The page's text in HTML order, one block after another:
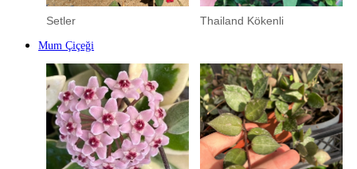
Setler Thailand Kökenli
Mum Çiçeği